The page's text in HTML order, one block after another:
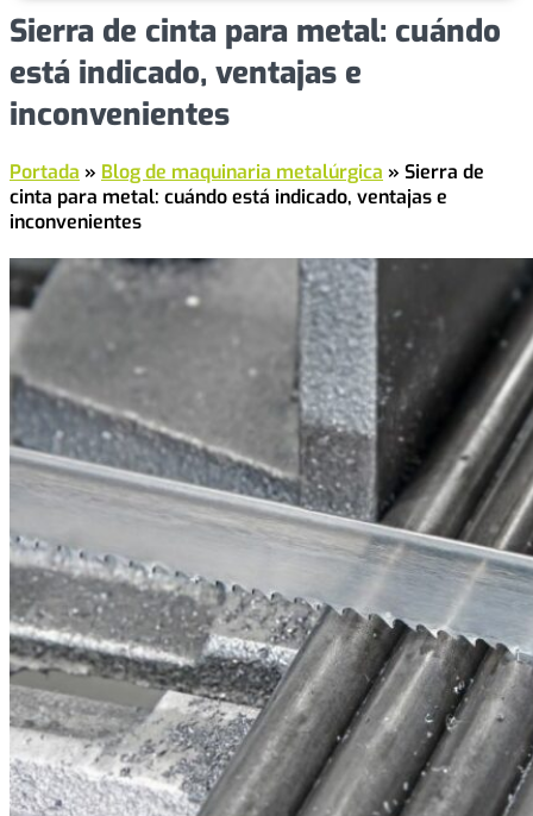
Sierra de cinta para metal: cuándo
está indicado, ventajas e
inconvenientes
Portada » Blog de maquinaria metalúrgica » Sierra de
cinta para metal: cuándo está indicado, ventajas e
inconvenientes